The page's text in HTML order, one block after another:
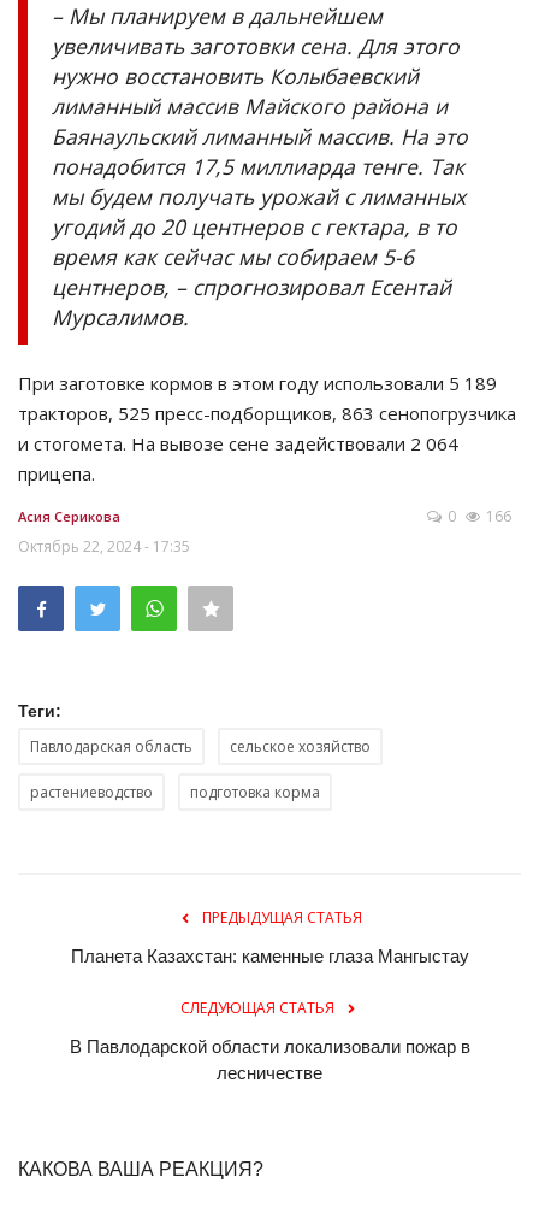
– Мы планируем в дальнейшем
увеличивать заготовки сена. Для этого
нужно восстановить Колыбаевский
лиманный массив Майского района и
Баянаульский лиманный массив. На это
понадобится 17,5 миллиарда тенге. Так
мы будем получать урожай с лиманных
угодий до 20 центнеров с гектара, в то
время как сейчас мы собираем 5-6
центнеров, – спрогнозировал Есентай
Мурсалимов.
При заготовке кормов в этом году использовали 5 189
тракторов, 525 пресс-подборщиков, 863 сенопогрузчика
и стогомета. На вывозе сене задействовали 2 064
прицепа.
Асия Серикова
Октябрь 22, 2024 - 17:35
0 166
Теги:
Павлодарская область сельское хозяйство
растениеводство подготовка корма
ПРЕДЫДУЩАЯ СТАТЬЯ
Планета Казахстан: каменные глаза Мангыстау
СЛЕДУЮЩАЯ СТАТЬЯ
В Павлодарской области локализовали пожар в
лесничестве
КАКОВА ВАША РЕАКЦИЯ?